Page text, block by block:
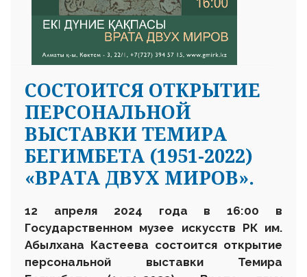
СОСТОИТСЯ ОТКРЫТИЕ
ПЕРСОНАЛЬНОЙ
ВЫСТАВКИ ТЕМИРА
БЕГИМБЕТА (1951-2022)
«ВРАТА ДВУХ МИРОВ».
12 апреля 2024 года в 16:00 в
Государственном музее искусств РК им.
Абылхана Кастеева состоится открытие
персональной выставки
Темира